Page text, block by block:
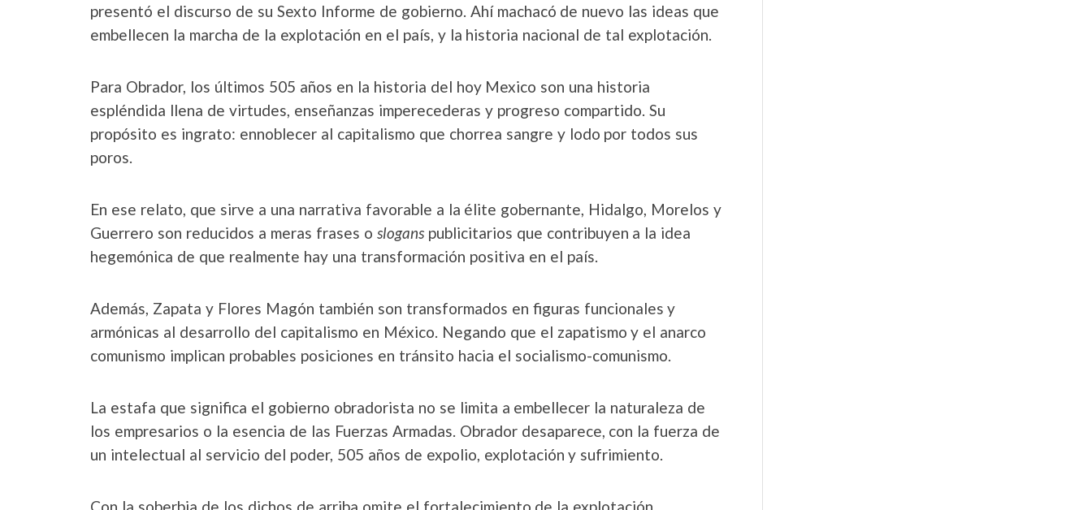
presentó el discurso de su Sexto Informe de gobierno. Ahí machacó de nuevo las ideas que
embellecen la marcha de la explotación en el país, y la historia nacional de tal explotación.
Para Obrador, los últimos 505 años en la historia del hoy Mexico son una historia
espléndida llena de virtudes, enseñanzas imperecederas y progreso compartido. Su
propósito es ingrato: ennoblecer al capitalismo que chorrea sangre y lodo por todos sus
poros.
En ese relato, que sirve a una narrativa favorable a la élite gobernante, Hidalgo, Morelos y
Guerrero son reducidos a meras frases o slogans publicitarios que contribuyen a la idea
hegemónica de que realmente hay una transformación positiva en el país.
Además, Zapata y Flores Magón también son transformados en figuras funcionales y
armónicas al desarrollo del capitalismo en México. Negando que el zapatismo y el anarco
comunismo implican probables posiciones en tránsito hacia el socialismo-comunismo.
La estafa que significa el gobierno obradorista no se limita a embellecer la naturaleza de
los empresarios o la esencia de las Fuerzas Armadas. Obrador desaparece, con la fuerza de
un intelectual al servicio del poder, 505 años de expolio, explotación y sufrimiento.
Con la soberbia de los dichos de arriba omite el fortalecimiento de la explotación